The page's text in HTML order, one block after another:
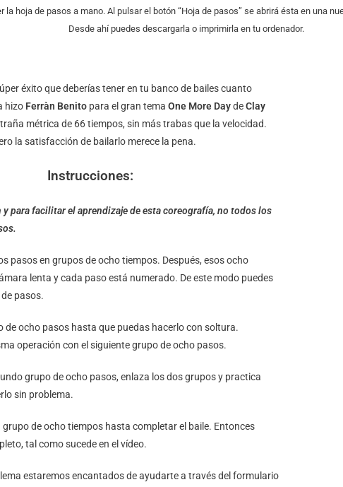
la hoja de pasos a mano. Al pulsar el botón “Hoja de pasos” se abrirá ésta en una
Desde ahí puedes descargarla o imprimirla en tu ordenador.
éxito que deberías tener en tu banco de bailes cuanto
hizo Ferràn Benito para el gran tema One More DaydeClay
métrica de 66 tiempos, sin más trabas que la velocidad.
la satisfacción de bailarlo merece la pena.
Instrucciones:
y para facilitar el aprendizaje de esta coreografía, no todos los
pasos en grupos de ocho tiempos. Después, esos ocho
lenta y cada paso está numerado. De este modo puedes
pasos.
de ocho pasos hasta que puedas hacerlo con soltura.
operación con el siguiente grupo de ocho pasos.
grupo de ocho pasos, enlaza los dos grupos y practica
sin problema.
de ocho tiempos hasta completar el baile. Entonces
tal como sucede en el vídeo.
estaremos encantados de ayudarte a través del formulario